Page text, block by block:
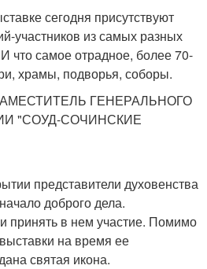
сегодня присутствуют
участников из самых разных
что самое отрадное, более 70-
храмы, подворья, соборы.
ГЕНЕРАЛЬНОГО
"СОУД-СОЧИНСКИЕ
представители духовенства
доброго дела.
принять в нем участие. Помимо
на время ее
святая икона.